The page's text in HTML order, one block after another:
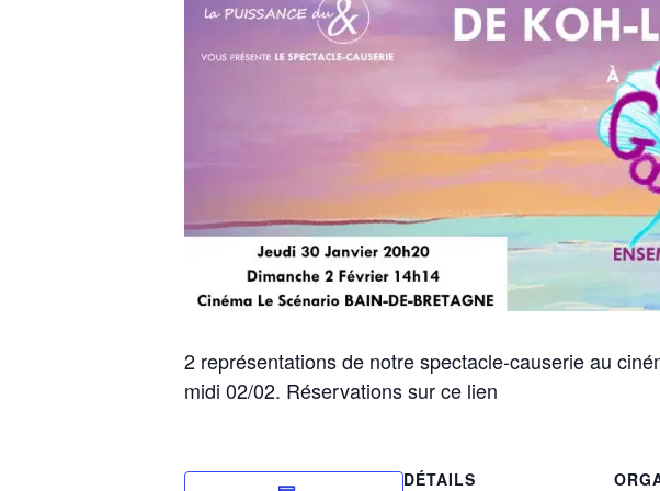
2 représentations de notre spectacle-causerie au
midi 02/02. Réservations sur ce lien
DÉTAILS